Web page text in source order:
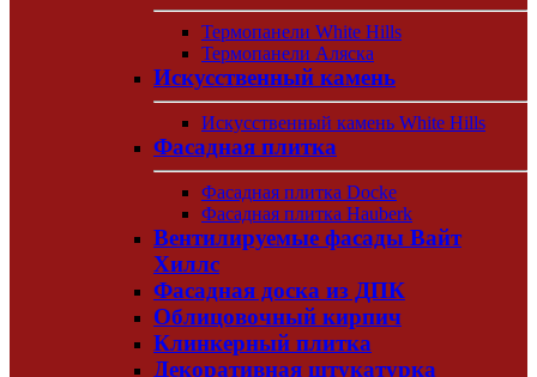
Термопанели White Hills
Термопанели Аляска
Искусственный камень
Искусственный камень White Hills
Фасадная плитка
Фасадная плитка Docke
Фасадная плитка Hauberk
Вентилируемые фасады Вайт
Хиллс
Фасадная доска из ДПК
Облицовочный кирпич
Клинкерный плитка
Декоративная штукатурка